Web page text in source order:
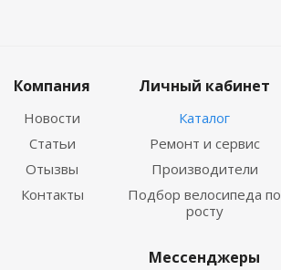
Компания
Новости
Статьи
Отызвы
Контакты
Личный кабинет
Каталог
Ремонт и сервис
Производители
Подбор велосипеда по
росту
Мессенджеры